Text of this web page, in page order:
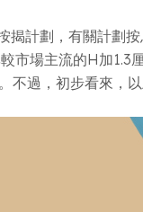
揭計劃，有關計劃
市場主流的H加
不過，初步看來，